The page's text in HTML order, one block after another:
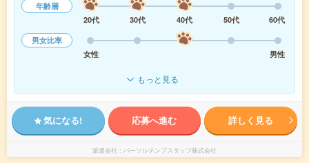
年齢層
20代
30代 40代 50代
60代
男女比率
女性
男性
もっと見る
気になる! 応募へ進む 詳しく見る
派遣会社 パーソルテンプスタッフ株式会社